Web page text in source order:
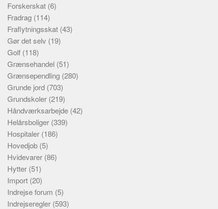
Forskerskat (6)
Fradrag (114)
Fraflytningsskat (43)
Gør det selv (19)
Golf (118)
Grænsehandel (51)
Grænsependling (280)
Grunde jord (703)
Grundskoler (219)
Håndværksarbejde (42)
Helårsboliger (339)
Hospitaler (186)
Hovedjob (5)
Hvidevarer (86)
Hytter (51)
Import (20)
Indrejse forum (5)
Indrejseregler (593)